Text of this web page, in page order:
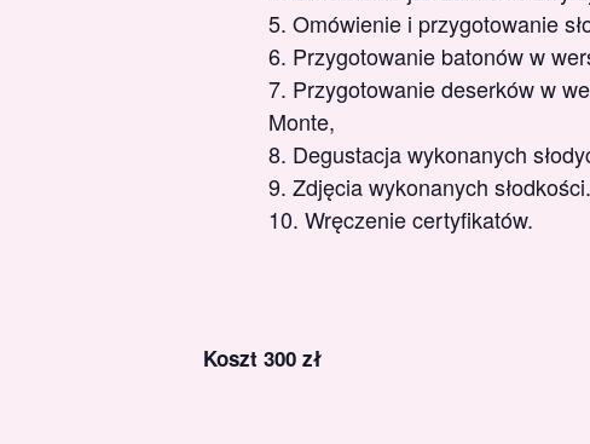
Omówienie i przygotowanie
Przygotowanie batonów w
Przygotowanie deserków w
Monte,
Degustacja wykonanych
Zdjęcia wykonanych słodkości.
Wręczenie certyfikatów.
Koszt 300 zł